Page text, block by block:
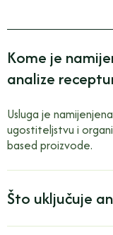
Kome je
analize
Usluga je
ugostiteljstvu i
based proizvode.
Što uključuje